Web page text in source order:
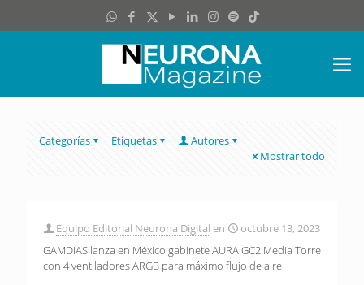
Categorías Etiquetas
Autores
Mostrar todo
Equipo Editorial Neurona Digital en
octubre 13, 2023
GAMDIAS lanza en México gabinete AURA GC2 Media Torre
con 4 ventiladores ARGB para máximo flujo de aire